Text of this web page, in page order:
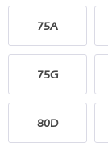
75A
75G
80D